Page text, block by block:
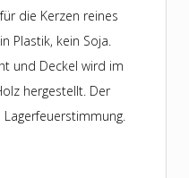
die Kerzen reines
Plastik, kein Soja.
und Deckel wird im
hergestellt. Der